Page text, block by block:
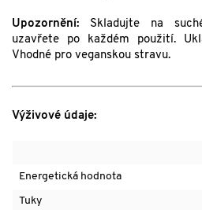
Upozornění: Skladujte na
uzavřete po každém použití.
Vhodné pro veganskou stravu.
Výživové údaje:
Energetická hodnota
Tuky